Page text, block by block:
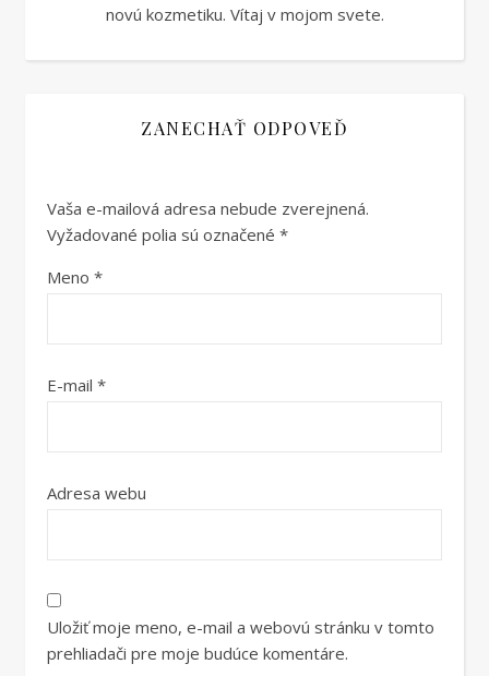
novú kozmetiku. Vítaj v mojom svete.
ZANECHAŤ ODPOVEĎ
Vaša e-mailová adresa nebude zverejnená.
Vyžadované polia sú označené *
Meno *
E-mail *
Adresa webu
Uložiť moje meno, e-mail a webovú stránku v tomto
prehliadači pre moje budúce komentáre.